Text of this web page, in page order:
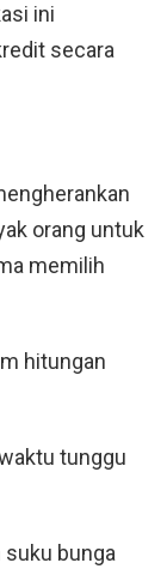
ini
secara
orang untuk
memilih
hitungan
tunggu
suku bunga